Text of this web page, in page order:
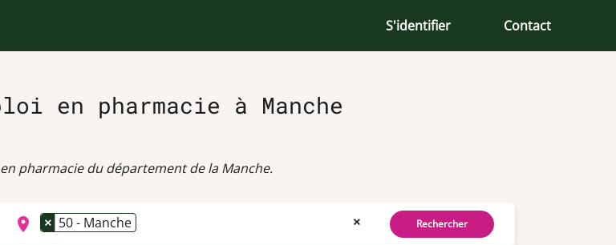
S'identifier Contact
en pharmacie à Manche
pharmacie du département de la Manche.
×
× 50 - Manche Rechercher